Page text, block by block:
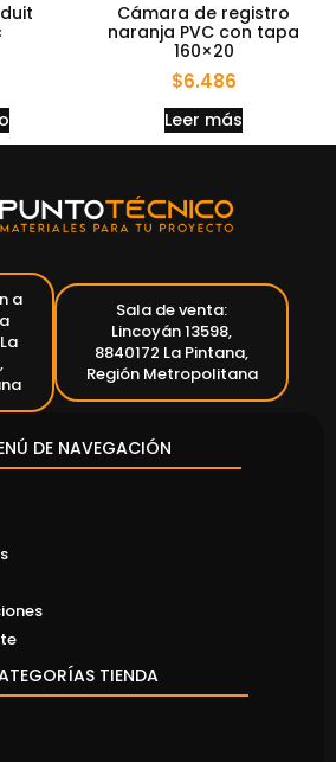
Cámara de registro
naranja PVC con tapa
160×20
$6.486
Leer más
a
Sala de venta:
Lincoyán 13598,
8840172 La Pintana,
Región Metropolitana
DE NAVEGACIÓN
TIENDA